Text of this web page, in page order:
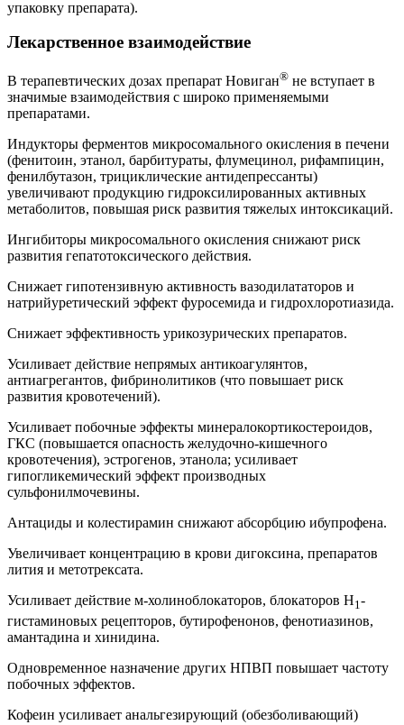
упаковку препарата).
Лекарственное взаимодействие
В терапевтических дозах препарат Новиган® не вступает в
значимые взаимодействия с широко применяемыми
препаратами.
Индукторы ферментов микросомального окисления в печени
(фенитоин, этанол, барбитураты, флумецинол, рифампицин,
фенилбутазон, трициклические антидепрессанты)
увеличивают продукцию гидроксилированных активных
метаболитов, повышая риск развития тяжелых интоксикаций.
Ингибиторы микросомального окисления снижают риск
развития гепатотоксического действия.
Снижает гипотензивную активность вазодилататоров и
натрийуретический эффект фуросемида и гидрохлоротиазида.
Снижает эффективность урикозурических препаратов.
Усиливает действие непрямых антикоагулянтов,
антиагрегантов, фибринолитиков (что повышает риск
развития кровотечений).
Усиливает побочные эффекты минералокортикостероидов,
ГКС (повышается опасность желудочно-кишечного
кровотечения), эстрогенов, этанола; усиливает
гипогликемический эффект производных
сульфонилмочевины.
Антациды и колестирамин снижают абсорбцию ибупрофена.
Увеличивает концентрацию в крови дигоксина, препаратов
лития и метотрексата.
Усиливает действие м-холиноблокаторов, блокаторов H1-
гистаминовых рецепторов, бутирофенонов, фенотиазинов,
амантадина и хинидина.
Одновременное назначение других НПВП повышает частоту
побочных эффектов.
Кофеин усиливает анальгезирующий (обезболивающий)